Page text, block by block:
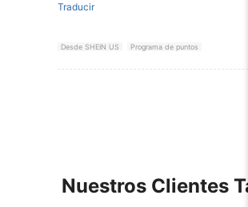
Traducir
Desde SHEIN US Programa de puntos
Nuestros Clientes